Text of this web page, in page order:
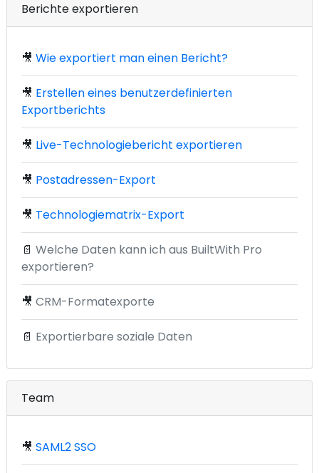
Berichte exportieren
🎥 Wie exportiert man einen Bericht?
🎥 Erstellen eines benutzerdefinierten
Exportberichts
🎥 Live-Technologiebericht exportieren
🎥 Postadressen-Export
🎥 Technologiematrix-Export
📄 Welche Daten kann ich aus BuiltWith Pro
exportieren?
🎥 CRM-Formatexporte
📄 Exportierbare soziale Daten
Team
🎥 SAML2 SSO